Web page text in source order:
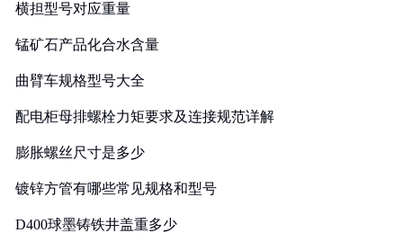
横担型号对应重量
锰矿石产品化合水含量
曲臂车规格型号大全
配电柜母排螺栓力矩要求及连接规范详解
膨胀螺丝尺寸是多少
镀锌方管有哪些常见规格和型号
D400球墨铸铁井盖重多少